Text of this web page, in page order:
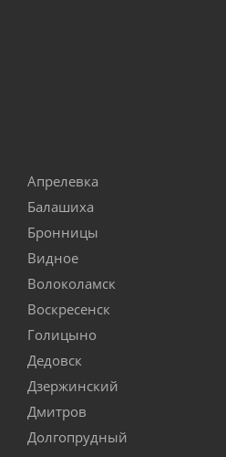
Апрелевка
Балашиха
Бронницы
Видное
Волоколамск
Воскресенск
Голицыно
Дедовск
Дзержинский
Дмитров
Долгопрудный